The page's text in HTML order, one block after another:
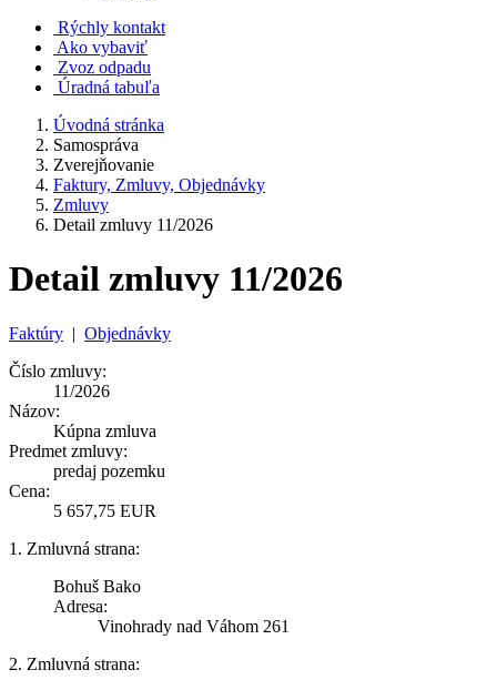
Rýchly kontakt
Ako vybaviť
Zvoz odpadu
Úradná tabuľa
Úvodná stránka
Samospráva
Zverejňovanie
Faktury, Zmluvy, Objednávky
Zmluvy
Detail zmluvy 11/2026
Detail zmluvy 11/2026
Faktúry | Objednávky
Číslo zmluvy:
11/2026
Názov:
Kúpna zmluva
Predmet zmluvy:
predaj pozemku
Cena:
5 657,75 EUR
1. Zmluvná strana:
Bohuš Bako
Adresa:
Vinohrady nad Váhom 261
2. Zmluvná strana: